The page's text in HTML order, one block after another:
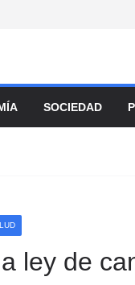
SOCIEDAD
ley de